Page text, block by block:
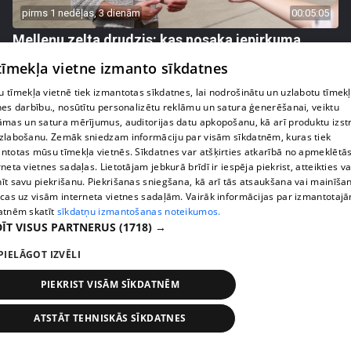
pirms 1 nedēļas, 3 dienām 00:05:05
Melleņu zelta drudzis: kas nosaka iepirkuma
409. epizode
pirms 1 nedēļas, 3 dienām
Ogas un sēnes šogad dārgākas, bet uzpirkšanas
punktos to krietni mazāk
409. epizode
vietne izmanto sīkdatnes
tīmekļa vietnē tiek izmantotas sīkdatnes, lai nodrošinātu un uzlabotu
darbību., nosūtītu personalizētu reklāmu un satura ģenerēšanai, veiktu
un satura mērījumus, auditorijas datu apkopošanu, kā arī produktu
Zemāk sniedzam informāciju par visām sīkdatnēm, kuras tiek
mūsu tīmekļa vietnēs. Sīkdatnes var atšķirties atkarībā no
vietnes sadaļas. Lietotājam jebkurā brīdī ir iespēja piekrist, atteikties
savu piekrišanu. Piekrišanas sniegšana, kā arī tās atsaukšana vai
uz visām interneta vietnes sadaļām. Vairāk informācijas par
skatīt sīkdatņu izmantošanas noteikumos.
VISUS PARTNERUS (1718) →
IZVĒLI
PIEKRIST VISĀM SĪKDATNĒM
ATSTĀT TEHNISKĀS SĪKDATNES